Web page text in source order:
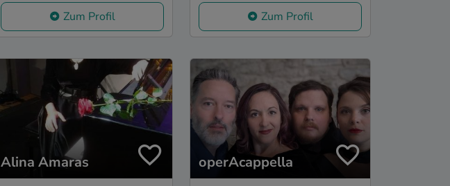
Zum Profil Zum Profil
Alina Amaras operAcappella